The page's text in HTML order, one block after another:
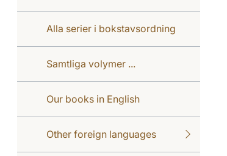
Alla serier i bokstavsordning
Samtliga volymer ...
Our books in English
Other foreign languages